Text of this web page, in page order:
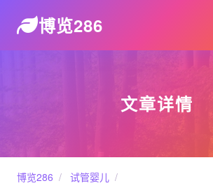
博览286
文章详情
博览286 / 试管婴儿 /